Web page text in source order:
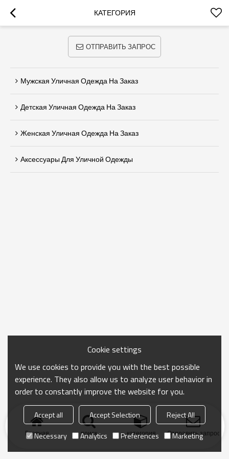
КАТЕГОРИЯ
ОТПРАВИТЬ ЗАПРОС
Мужская Уличная Одежда На Заказ
Детская Уличная Одежда На Заказ
Женская Уличная Одежда На Заказ
Аксессуары Для Уличной Одежды
Главная поиск категория Отправить запрос
Cookie settings
We use cookies to provide you with the best possible
experience. They also allow us to analyze user behavior in
order to constantly improve the website for you.
Accept all Accept Selection
Reject All
Necessary
Analytics Preferences Marketing